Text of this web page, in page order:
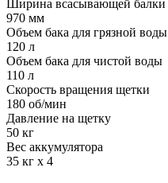
Ширина всасывающей балки
970 мм
Объем бака для грязной воды
120 л
Объем бака для чистой воды
110 л
Скорость вращения щетки
180 об/мин
Давление на щетку
50 кг
Вес аккумулятора
35 кг х 4